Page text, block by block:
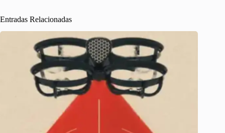
Entradas Relacionadas